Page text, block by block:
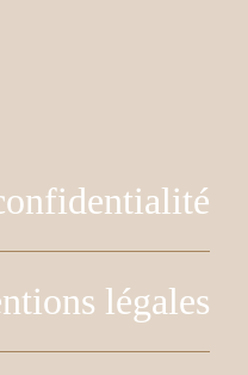
légales